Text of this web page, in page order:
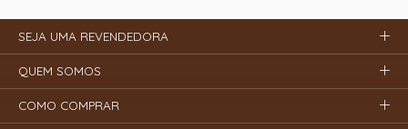
SEJA UMA REVENDEDORA
QUEM SOMOS
COMO COMPRAR